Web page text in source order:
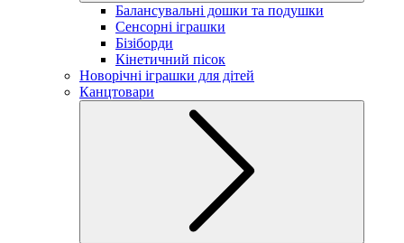
Балансувальні дошки та подушки
Сенсорні іграшки
Бізіборди
Кінетичний пісок
Новорічні іграшки для дітей
Канцтовари